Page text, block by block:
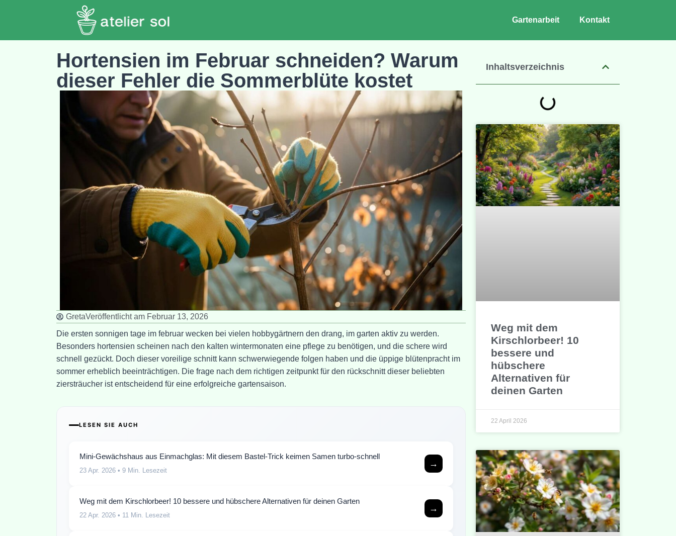
Gartenarbeit Kontakt
Inhaltsverzeichnis
Weg mit dem
Kirschlorbeer! 10
bessere und
hübschere
Alternativen für
deinen Garten
22 April 2026
Hortensien im Februar schneiden? Warum
dieser Fehler die Sommerblüte kostet
GretaVeröffentlicht am Februar 13, 2026
Die ersten sonnigen tage im februar wecken bei vielen hobbygärtnern den drang, im garten aktiv zu werden.
Besonders hortensien scheinen nach den kalten wintermonaten eine pflege zu benötigen, und die schere wird
schnell gezückt. Doch dieser voreilige schnitt kann schwerwiegende folgen haben und die üppige blütenpracht im
sommer erheblich beeinträchtigen. Die frage nach dem richtigen zeitpunkt für den rückschnitt dieser beliebten
ziersträucher ist entscheidend für eine erfolgreiche gartensaison.
LESEN SIE AUCH
Mini-Gewächshaus aus Einmachglas: Mit diesem Bastel-Trick keimen Samen turbo-schnell
23 Apr. 2026 • 9 Min. Lesezeit
→
Weg mit dem Kirschlorbeer! 10 bessere und hübschere Alternativen für deinen Garten
22 Apr. 2026 • 11 Min. Lesezeit
→